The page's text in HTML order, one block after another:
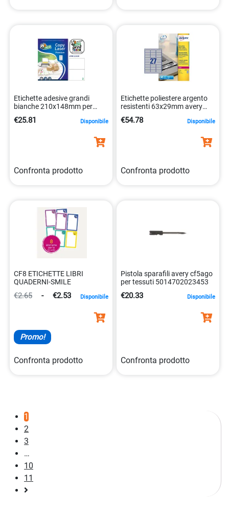
Etichette adesive grandi
bianche 210x148mm per
€25.81 Disponibile
Confronta prodotto
Etichette poliestere argento
resistenti 63x29mm avery
€54.78 Disponibile
Confronta prodotto
CF8 ETICHETTE LIBRI
QUADERNI-SMILE
€2.65 - €2.53 Disponibile
Promo!
Confronta prodotto
Pistola sparafili avery cf5ago
per tessuti 5014702023453
€20.33 Disponibile
Confronta prodotto
1
2
3
…
10
11